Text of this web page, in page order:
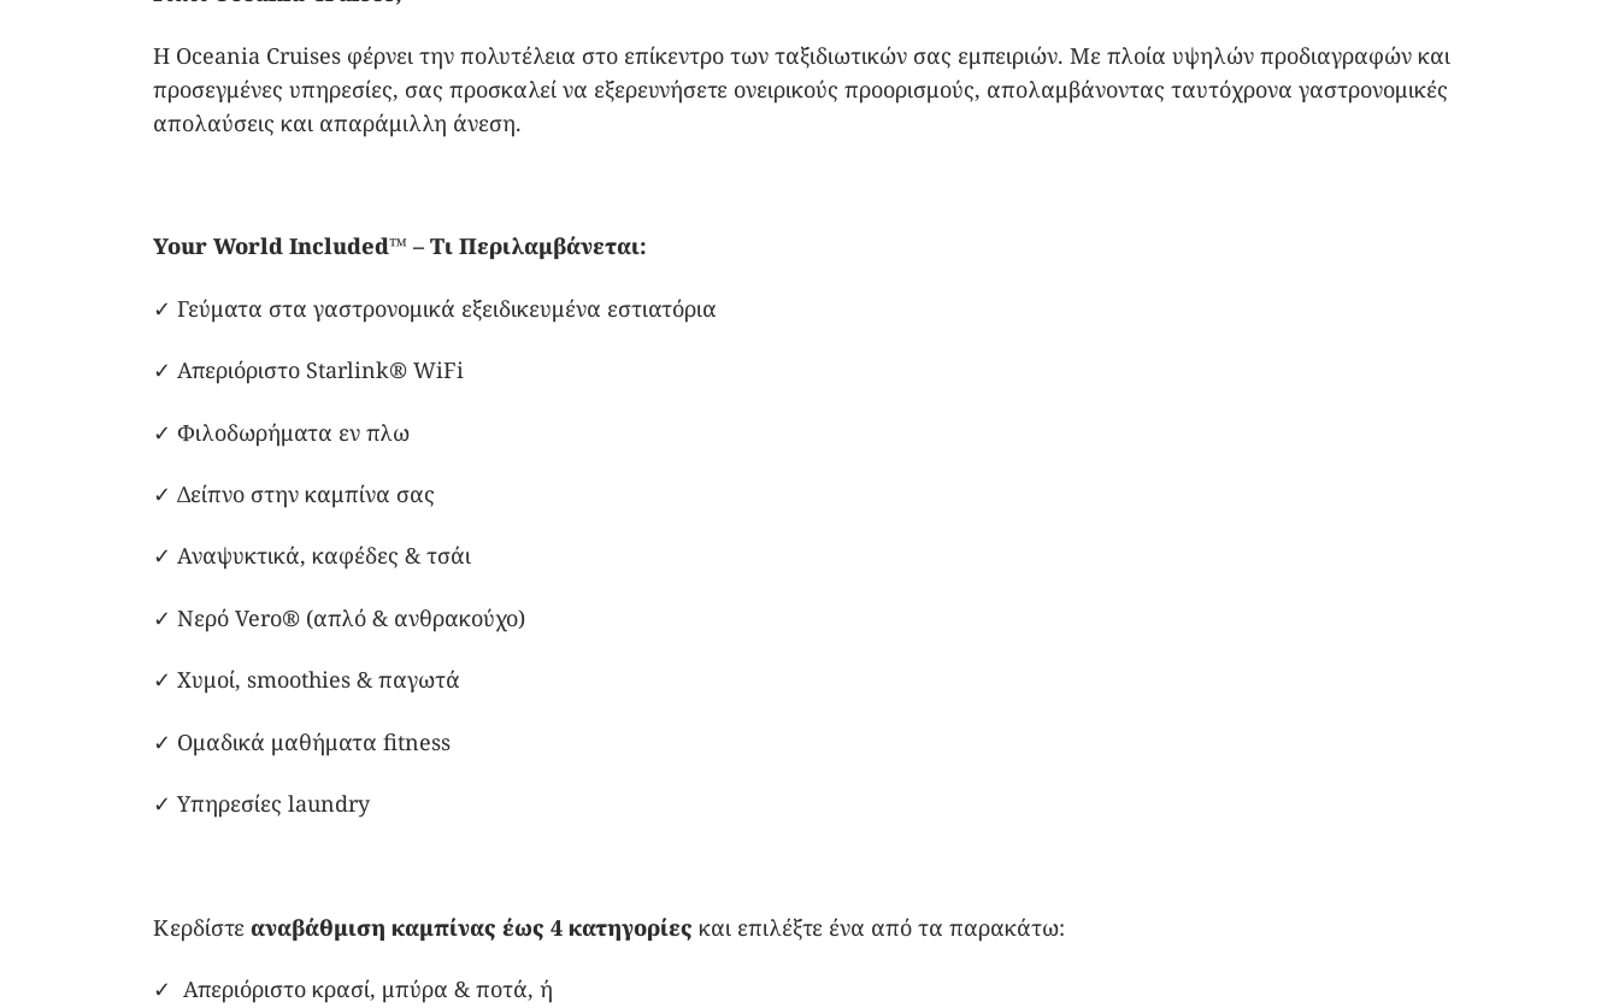
Η Oceania Cruises φέρνει την πολυτέλεια στο επίκεντρο των ταξιδιωτικών σας εμπειριών. Με πλοία υψηλών προδιαγραφών και
προσεγμένες υπηρεσίες, σας προσκαλεί να εξερευνήσετε ονειρικούς προορισμούς, απολαμβάνοντας ταυτόχρονα γαστρονομικές
απολαύσεις και απαράμιλλη άνεση.
Your World Included™ – Τι Περιλαμβάνεται:
✓ Γεύματα στα γαστρονομικά εξειδικευμένα εστιατόρια
✓ Απεριόριστο Starlink® WiFi
✓ Φιλοδωρήματα εν πλω
✓ Δείπνο στην καμπίνα σας
✓ Αναψυκτικά, καφέδες & τσάι
✓ Νερό Vero® (απλό & ανθρακούχο)
✓ Χυμοί, smoothies & παγωτά
✓ Ομαδικά μαθήματα fitness
✓ Υπηρεσίες laundry
Κερδίστε αναβάθμιση καμπίνας έως 4 κατηγορίες και επιλέξτε ένα από τα παρακάτω:
✓ Απεριόριστο κρασί, μπύρα & ποτά, ή